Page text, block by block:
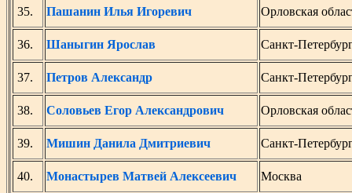
35.
Пашанин Илья Игоревич Орловская
36. Шаныгин Ярослав Санкт-
37. Петров Александр Санкт-
38. Соловьев Егор Александрович Орловская
39. Мишин Данила Дмитриевич Санкт-
40. Монастырев Матвей Алексеевич
Москва